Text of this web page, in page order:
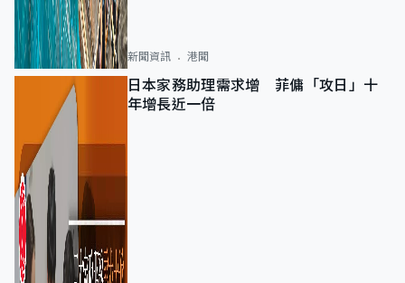
新聞資訊 港聞
日本家務助理需求增 菲傭「攻日」十
年增長近一倍